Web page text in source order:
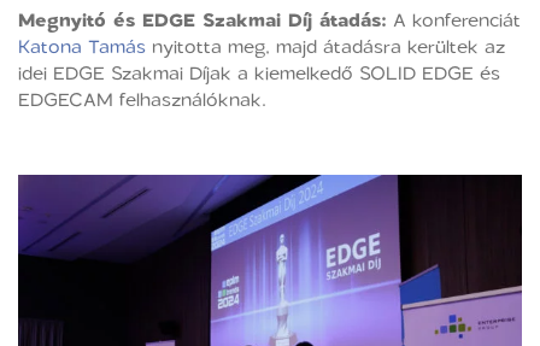
Megnyitó és EDGE Szakmai Díj átadás: A konferenciát
Katona Tamás nyitotta meg, majd átadásra kerültek az
idei EDGE Szakmai Díjak a kiemelkedő SOLID EDGE és
EDGECAM felhasználóknak.